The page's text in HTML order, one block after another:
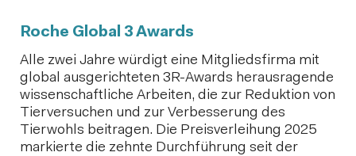
Roche Global 3 Awards
Alle zwei Jahre würdigt eine Mitgliedsfirma mit
global ausgerichteten 3R-Awards herausragende
wissenschaftliche Arbeiten, die zur Reduktion von
Tierversuchen und zur Verbesserung des
Tierwohls beitragen. Die Preisverleihung 2025
markierte die zehnte Durchführung seit der